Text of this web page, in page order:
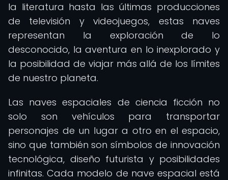
la literatura hasta las últimas producciones
de televisión y videojuegos, estas naves
representan la exploración de lo
desconocido, la aventura en lo inexplorado y
la posibilidad de viajar más allá de los límites
de nuestro planeta.
Las naves espaciales de ciencia ficción no
solo son vehículos para transportar
personajes de un lugar a otro en el espacio,
sino que también son símbolos de innovación
tecnológica, diseño futurista y posibilidades
infinitas. Cada modelo de nave espacial está